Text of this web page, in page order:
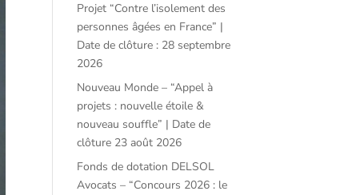
Projet “Contre l’isolement des
personnes âgées en France” |
Date de clôture : 28 septembre
2026
Nouveau Monde – “Appel à
projets : nouvelle étoile &
nouveau souffle” | Date de
clôture 23 août 2026
Fonds de dotation DELSOL
Avocats – “Concours 2026 : le